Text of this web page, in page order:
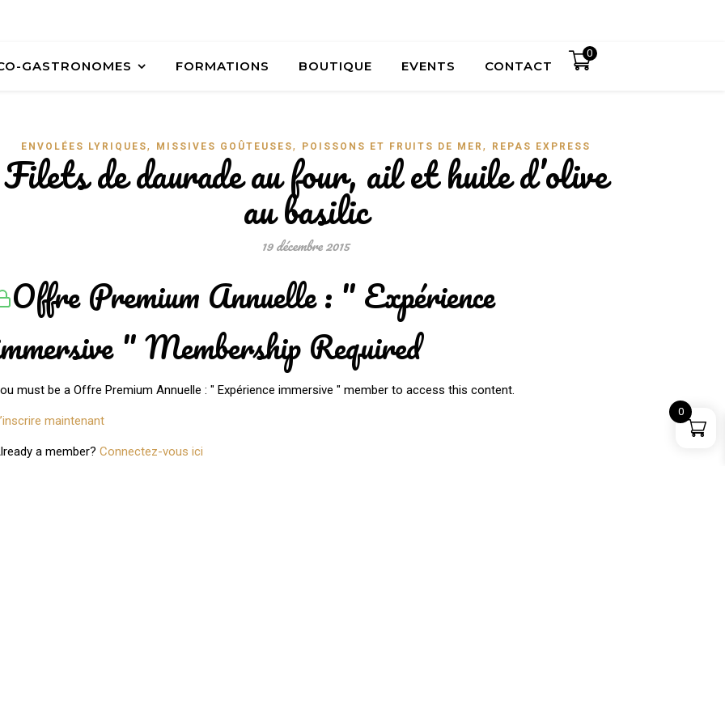
GASTRONOMES FORMATIONS BOUTIQUE EVENTS CONTACT
0
ENVOLÉES LYRIQUES, MISSIVES GOÛTEUSES, POISSONS ET FRUITS DE MER , REPAS EXPRESS
Filets de daurade au four, ail et huile d’olive
au basilic
19 décembre 2015
Offre Premium Annuelle : " Expérience
" Membership Required
must be a Offre Premium Annuelle : " Expérience immersive " member to access this content.
maintenant
a member? Connectez-vous ici
0